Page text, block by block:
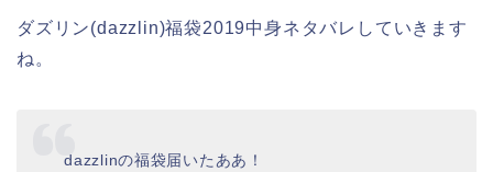
ダズリン(dazzlin)福袋2019中身ネタバレしていきます
ね。
dazzlinの福袋届いたああ！